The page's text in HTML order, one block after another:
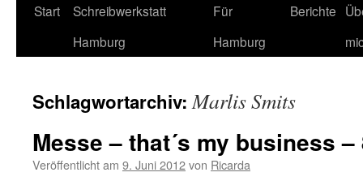
Start
Schreibwerkstatt
Hamburg
Für
Hamburg
Berichte
Schlagwortarchiv:Marlis Smits
Messe – that´s my business
Veröffentlicht am 9. Juni 2012von Ricarda